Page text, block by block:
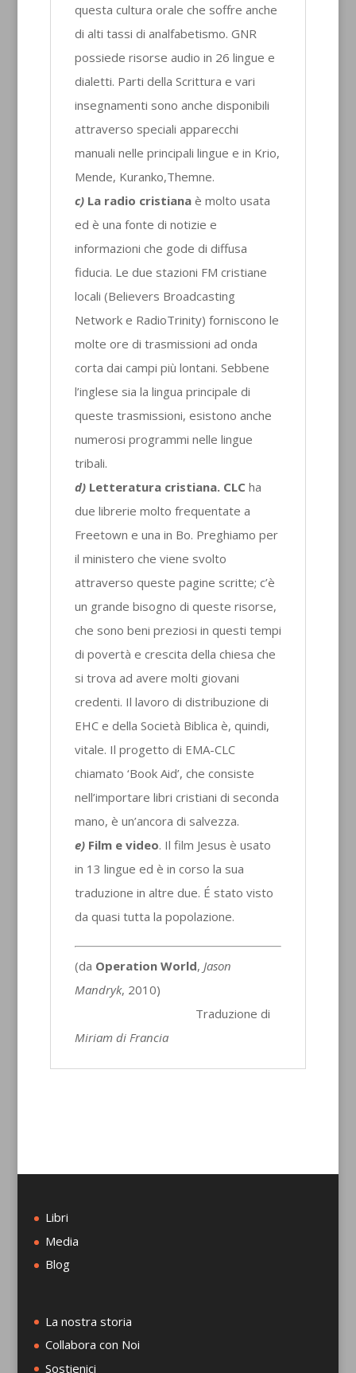
questa cultura orale che soffre anche
di alti tassi di analfabetismo. GNR
possiede risorse audio in 26 lingue e
dialetti. Parti della Scrittura e vari
insegnamenti sono anche disponibili
attraverso speciali apparecchi
manuali nelle principali lingue e in Krio,
Mende, Kuranko,Themne.
c)La radio cristianaè molto usata
ed è una fonte di notizie e
informazioni che gode di diffusa
fiducia. Le due stazioni FM cristiane
locali (Believers Broadcasting
Network e RadioTrinity) forniscono le
molte ore di trasmissioni ad onda
corta dai campi più lontani. Sebbene
l’inglese sia la lingua principale di
queste trasmissioni, esistono anche
numerosi programmi nelle lingue
tribali.
d)Letteratura cristiana. CLC ha
due librerie molto frequentate a
Freetown e una in Bo. Preghiamo per
il ministero che viene svolto
attraverso queste pagine scritte; c’è
un grande bisogno di queste risorse,
che sono beni preziosi in questi tempi
di povertà e crescita della chiesa che
si trova ad avere molti giovani
credenti. Il lavoro di distribuzione di
EHC e della Società Biblica è, quindi,
vitale. Il progetto di EMA-CLC
chiamato ‘Book Aid’, che consiste
nell’importare libri cristiani di seconda
mano, è un’ancora di salvezza.
e) Film e video. Il film Jesus è usato
in 13 lingue ed è in corso la sua
traduzione in altre due. É stato visto
da quasi tutta la popolazione.
(da Operation World, Jason
Mandryk, 2010)
Traduzione di
Miriam di Francia
Libri
Media
Blog
La nostra storia
Collabora con Noi
Sostienici